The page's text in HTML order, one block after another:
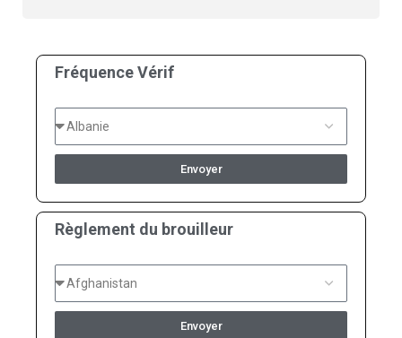
Fréquence Vérif
Envoyer
Règlement du brouilleur
Envoyer